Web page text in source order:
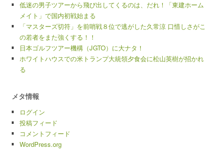
低迷の男子ツアーから飛び出してくるのは、だれ！「東建ホーム
メイト」で国内初戦始まる
「マスターズ切符」を前哨戦８位で逃がした久常涼 口惜しさがこ
の若者をまた強くする！！
日本ゴルフツアー機構（JGTO）に大ナタ！
ホワイトハウスでの米トランプ大統領夕食会に松山英樹が招かれ
る
メタ情報
ログイン
投稿フィード
コメントフィード
WordPress.org